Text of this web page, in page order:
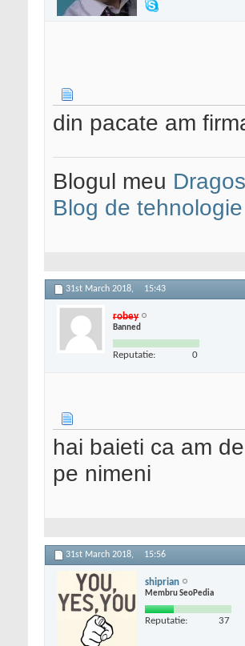
din pacate am
Blogul meu
Blog de tehnologie
31st March 2018, 15:43
robey
Banned
Reputatie: 0
hai baieti ca am
pe nimeni
31st March 2018, 15:56
shiprian
Membru SeoPedia
Reputatie: 37